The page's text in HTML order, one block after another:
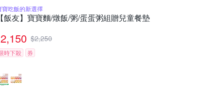
寶吃飯的新選擇
飯友】寶寶麵/燉飯/粥/蛋蛋粥組贈兒童餐墊
2,150 $2,250
時下殺 券